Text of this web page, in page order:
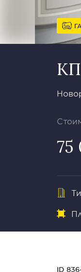
75
ID